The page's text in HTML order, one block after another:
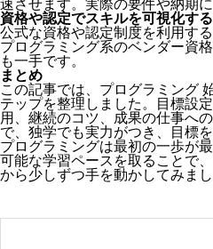
速させます。実際の要件や納期
資格や認定でスキルを可視化する
公式な資格や認定制度を利用す
プログラミング系のベンダー資
も一手です。
まとめ
この記事では、プログラミング
テップを整理しました。目標設
用、継続のコツ、成果の仕事へ
で、独学でも実力がつき、目標
プログラミングは最初の一歩が
可能な学習ペースを取ることで
から少しずつ手を動かしてみまし